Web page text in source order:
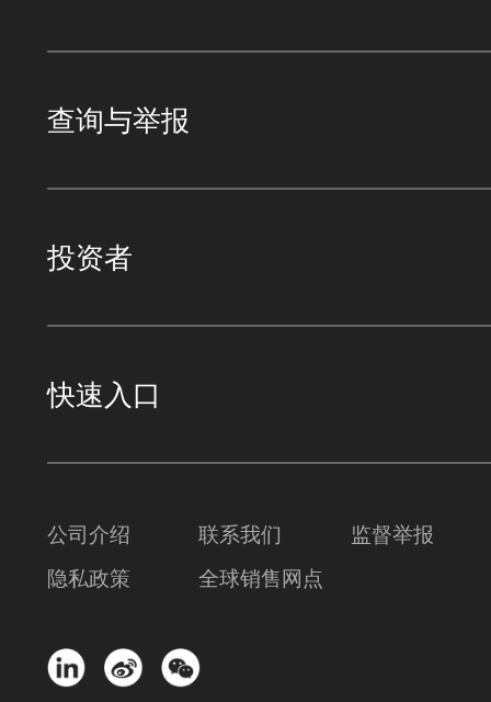
查询与举报
投资者
快速入口
公司介绍 联系我们
监督举报
隐私政策
全球销售网点